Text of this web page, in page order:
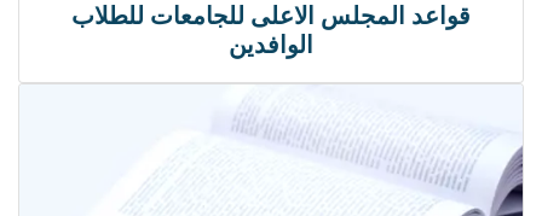
قواعد المجلس الاعلى للجامعات للطلاب
الوافدين